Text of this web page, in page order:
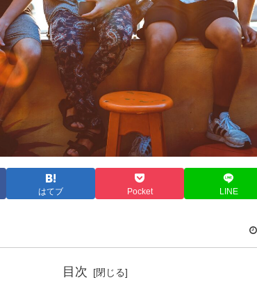
はてブ Pocket LINE
目次